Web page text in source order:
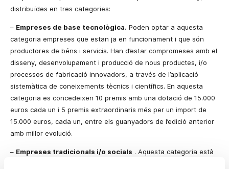
distribuïdes en tres categories:
– Empreses de base tecnològica. Poden optar a aquesta
categoria empreses que estan ja en funcionament i que són
productores de béns i servicis. Han d’estar compromeses amb el
disseny, desenvolupament i producció de nous productes, i/o
processos de fabricació innovadors, a través de l’aplicació
sistemàtica de coneixements tècnics i científics. En aquesta
categoria es concedeixen 10 premis amb una dotació de 15.000
euros cada un i 5 premis extraordinaris més per un import de
15.000 euros, cada un, entre els guanyadors de l’edició anterior
amb millor evolució.
– Empreses tradicionals i/o socials . Aquesta categoria està